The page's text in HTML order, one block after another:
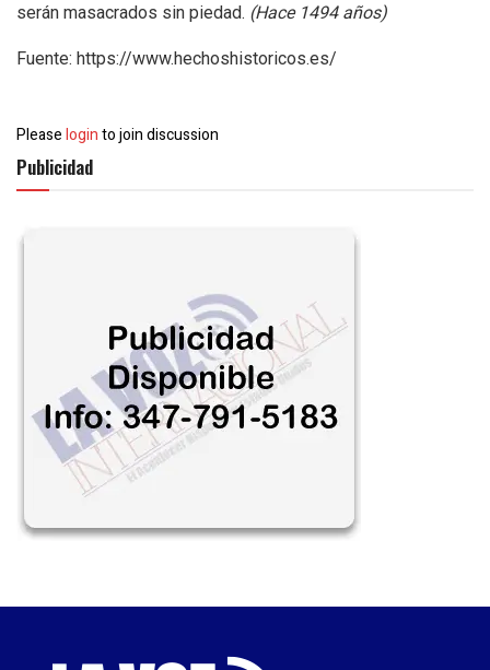
serán masacrados sin piedad. (Hace 1494 años)
Fuente: https://www.hechoshistoricos.es/
Pleaseloginto join discussion
Publicidad